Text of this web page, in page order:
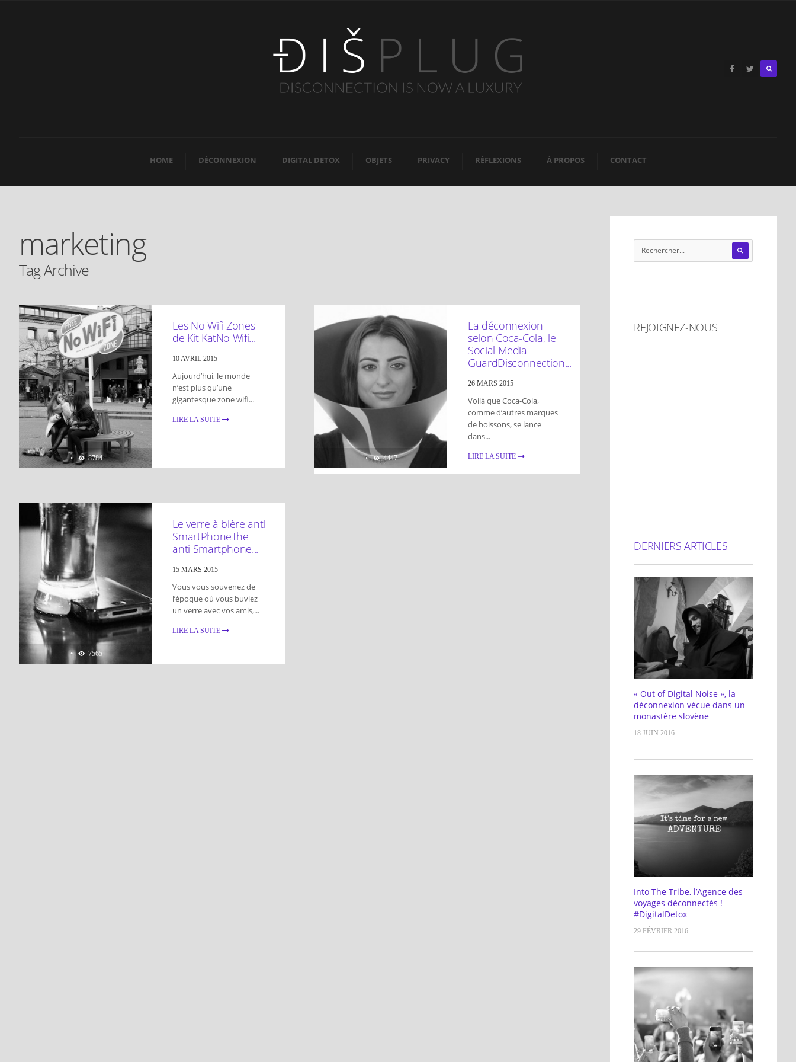
HOME DÉCONNEXION DIGITAL DETOX OBJETS PRIVACY RÉFLEXIONS À PROPOS CONTACT
marketing
Tag Archive
• 8784
Les No Wifi Zones
de Kit KatNo Wifi...
10 AVRIL 2015
Aujourd’hui, le monde
n’est plus qu’une
gigantesque zone wifi...
LIRE LA SUITE
• 4447
La déconnexion
selon Coca-Cola, le
Social Media
GuardDisconnection...
26 MARS 2015
Voilà que Coca-Cola,
comme d’autres marques
de boissons, se lance
dans...
LIRE LA SUITE
• 7565
Le verre à bière anti
SmartPhoneThe
anti Smartphone...
15 MARS 2015
Vous vous souvenez de
l’époque où vous buviez
un verre avec vos amis,...
LIRE LA SUITE
REJOIGNEZ-NOUS
DERNIERS ARTICLES
« Out of Digital Noise », la
déconnexion vécue dans un
monastère slovène
18 JUIN 2016
Into The Tribe, l’Agence des
voyages déconnectés !
#DigitalDetox
29 FÉVRIER 2016